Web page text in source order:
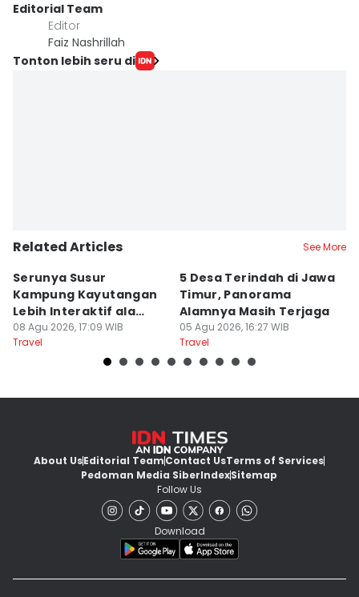
Editorial Team
Editor
Faiz Nashrillah
Tonton lebih seru di
Related Articles See More
Serunya Susur
Kampung Kayutangan
Lebih Interaktif ala
Kelana Race
08 Agu 2026, 17:09 WIB
Travel
5 Desa Terindah di Jawa
Timur, Panorama
Alamnya Masih Terjaga
05 Agu 2026, 16:27 WIB
Travel
About UsEditorial TeamContact UsTerms of Services
Pedoman Media SiberIndexSitemap
Follow Us
Download